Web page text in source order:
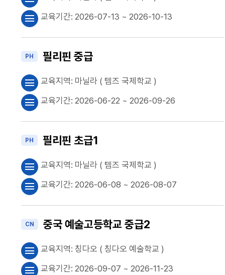
menu 교육기간:2026-07-13 ~ 2026-10-13
PH 필리핀 중급
menu 교육지역: 마닐라 ( 템즈 국제학교 )
menu 교육기간:2026-06-22 ~ 2026-09-26
PH 필리핀 초급1
menu 교육지역: 마닐라 ( 템즈 국제학교 )
menu 교육기간:2026-06-08 ~ 2026-08-07
CN 중국 예술고등학교 중급2
menu 교육지역:칭다오 ( 칭다오 예술학교 )
menu 교육기간:2026-09-07 ~ 2026-11-23